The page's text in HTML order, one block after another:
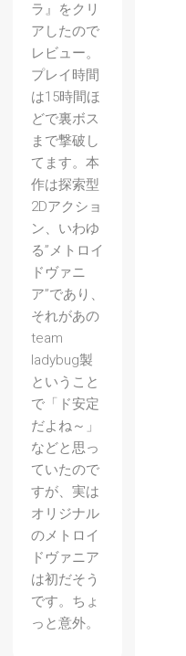
ラ』をクリ
アしたので
レビュー。
プレイ時間
は15時間ほ
どで裏ボス
まで撃破し
てます。本
作は探索型
2Dアクショ
ン、いわゆ
る”メトロイ
ドヴァニ
ア”であり、
それがあの
team
ladybug製
ということ
で「ド安定
だよね～」
などと思っ
ていたので
すが、実は
オリジナル
のメトロイ
ドヴァニア
は初だそう
です。ちょ
っと意外。